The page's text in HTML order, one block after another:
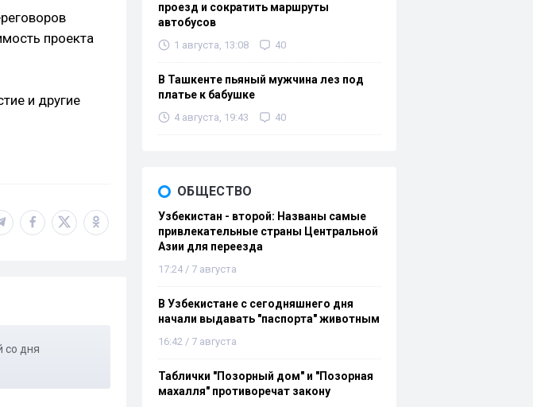
проекта
и другие
со дня
проезд и сократить маршруты
автобусов
1 августа, 13:08 40
В Ташкенте пьяный мужчина лез под
платье к бабушке
4 августа, 19:43 40
ОБЩЕСТВО
Узбекистан - второй: Названы самые
привлекательные страны Центральной
Азии для переезда
17:24 / 7 августа
В Узбекистане с сегодняшнего дня
начали выдавать "паспорта" животным
16:42 / 7 августа
Таблички "Позорный дом" и "Позорная
махалля" противоречат закону